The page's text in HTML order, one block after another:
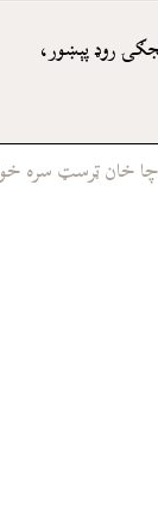
روډ پېښور،
خان ټرسټ سره